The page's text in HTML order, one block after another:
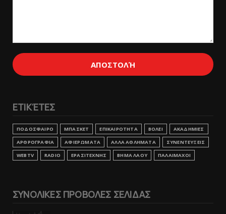
ΕΤΙΚΈΤΕΣ
ΠΟΔΟΣΦΑΙΡΟ ΜΠΑΣΚΕΤ ΕΠΙΚΑΙΡΟΤΗΤΑ ΒΟΛΕΙ
ΑΚΑΔΗΜΙΕΣ
ΑΡΘΡΟΓΡΑΦΙΑ
ΑΦΙΕΡΩΜΑΤΑ ΑΛΛΑ ΑΘΛΗΜΑΤΑ
ΣΥΝΕΝΤΕΥΞΕΙΣ
WEBTV
RADIO ΕΡΑΣΙΤΕΧΝΗΣ ΒΗΜΑ ΛΑΟΥ ΠΑΛΑΙΜΑΧΟΙ
ΣΥΝΟΛΙΚΕΣ ΠΡΟΒΟΛΕΣ ΣΕΛΙΔΑΣ